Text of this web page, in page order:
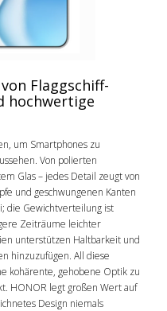
Flaggschiff-
hochwertige
um Smartphones zu
Von polierten
Glas – jedes Detail zeugt von
und geschwungenen Kanten
die Gewichtverteilung ist
Zeiträume leichter
unterstützen Haltbarkeit und
hinzuzufügen. All diese
kohärente, gehobene Optik zu
HONOR legt großen Wert auf
Design niemals